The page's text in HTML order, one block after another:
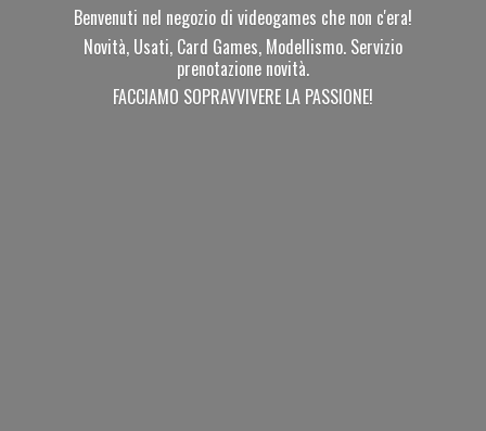
Benvenuti nel negozio di videogames che non c'era!
Novità, Usati, Card Games, Modellismo. Servizio
prenotazione novità.
FACCIAMO SOPRAVVIVERE LA PASSIONE!